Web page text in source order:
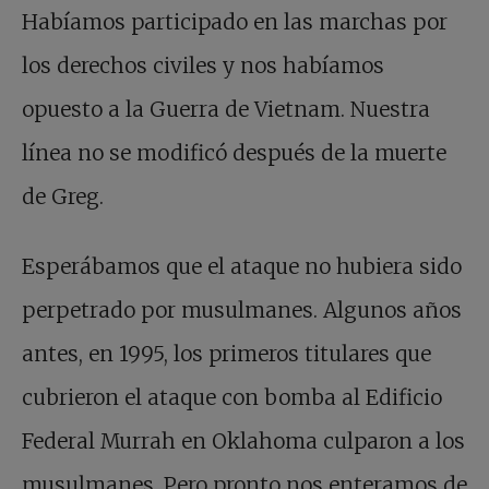
Habíamos participado en las marchas por
los derechos civiles y nos habíamos
opuesto a la Guerra de Vietnam. Nuestra
línea no se modificó después de la muerte
de Greg.
Esperábamos que el ataque no hubiera sido
perpetrado por musulmanes. Algunos años
antes, en 1995, los primeros titulares que
cubrieron el ataque con bomba al Edificio
Federal Murrah en Oklahoma culparon a los